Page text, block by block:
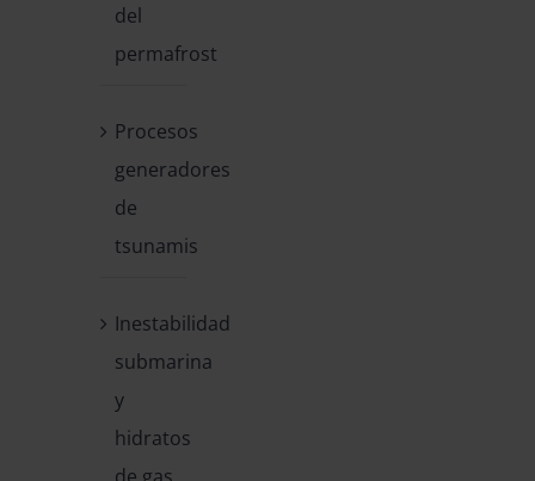
del
permafrost
Procesos
generadores
de
tsunamis
Inestabilidad
submarina
y
hidratos